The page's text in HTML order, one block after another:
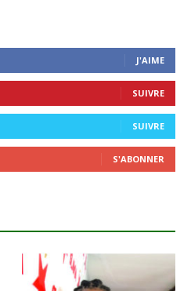
J'AIME
SUIVRE
SUIVRE
S'ABONNER